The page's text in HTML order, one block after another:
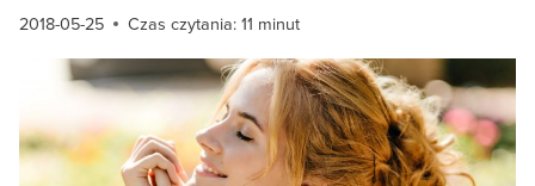
2018-05-25 Czas czytania:11 minut